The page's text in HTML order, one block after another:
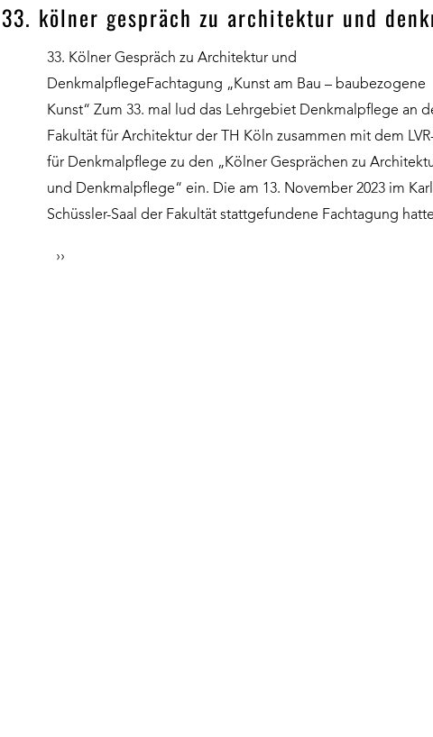
33. kölner gespräch zu architektur und
33. Kölner Gespräch zu Architektur und
DenkmalpflegeFachtagung „Kunst am Bau – baubezogene
Kunst“ Zum 33. mal lud das Lehrgebiet Denkmalpflege an
Fakultät für Architektur der TH Köln zusammen mit dem
für Denkmalpflege zu den „Kölner Gesprächen zu
und Denkmalpflege“ ein. Die am 13. November 2023 im
Schüssler-Saal der Fakultät stattgefundene Fachtagung
››